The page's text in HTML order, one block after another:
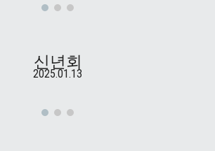
신년회
2025.01.13